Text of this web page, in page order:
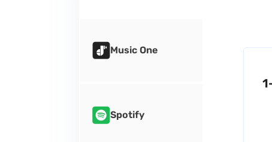
Music One
Spotify